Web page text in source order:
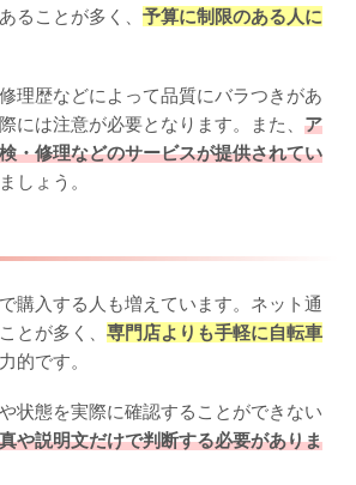
ることが多く、 予算に制限のある人に
理歴などによって品質にバラつきがあ
には注意が必要となります。また、 ア
・修理などのサービスが提供されてい
しょう。
購入する人も増えています。ネット通
とが多く、 専門店よりも手軽に自転車
的です。
状態を実際に確認することができない
や説明文だけで判断する必要がありま